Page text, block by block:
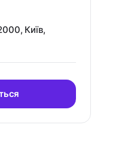
Київ,